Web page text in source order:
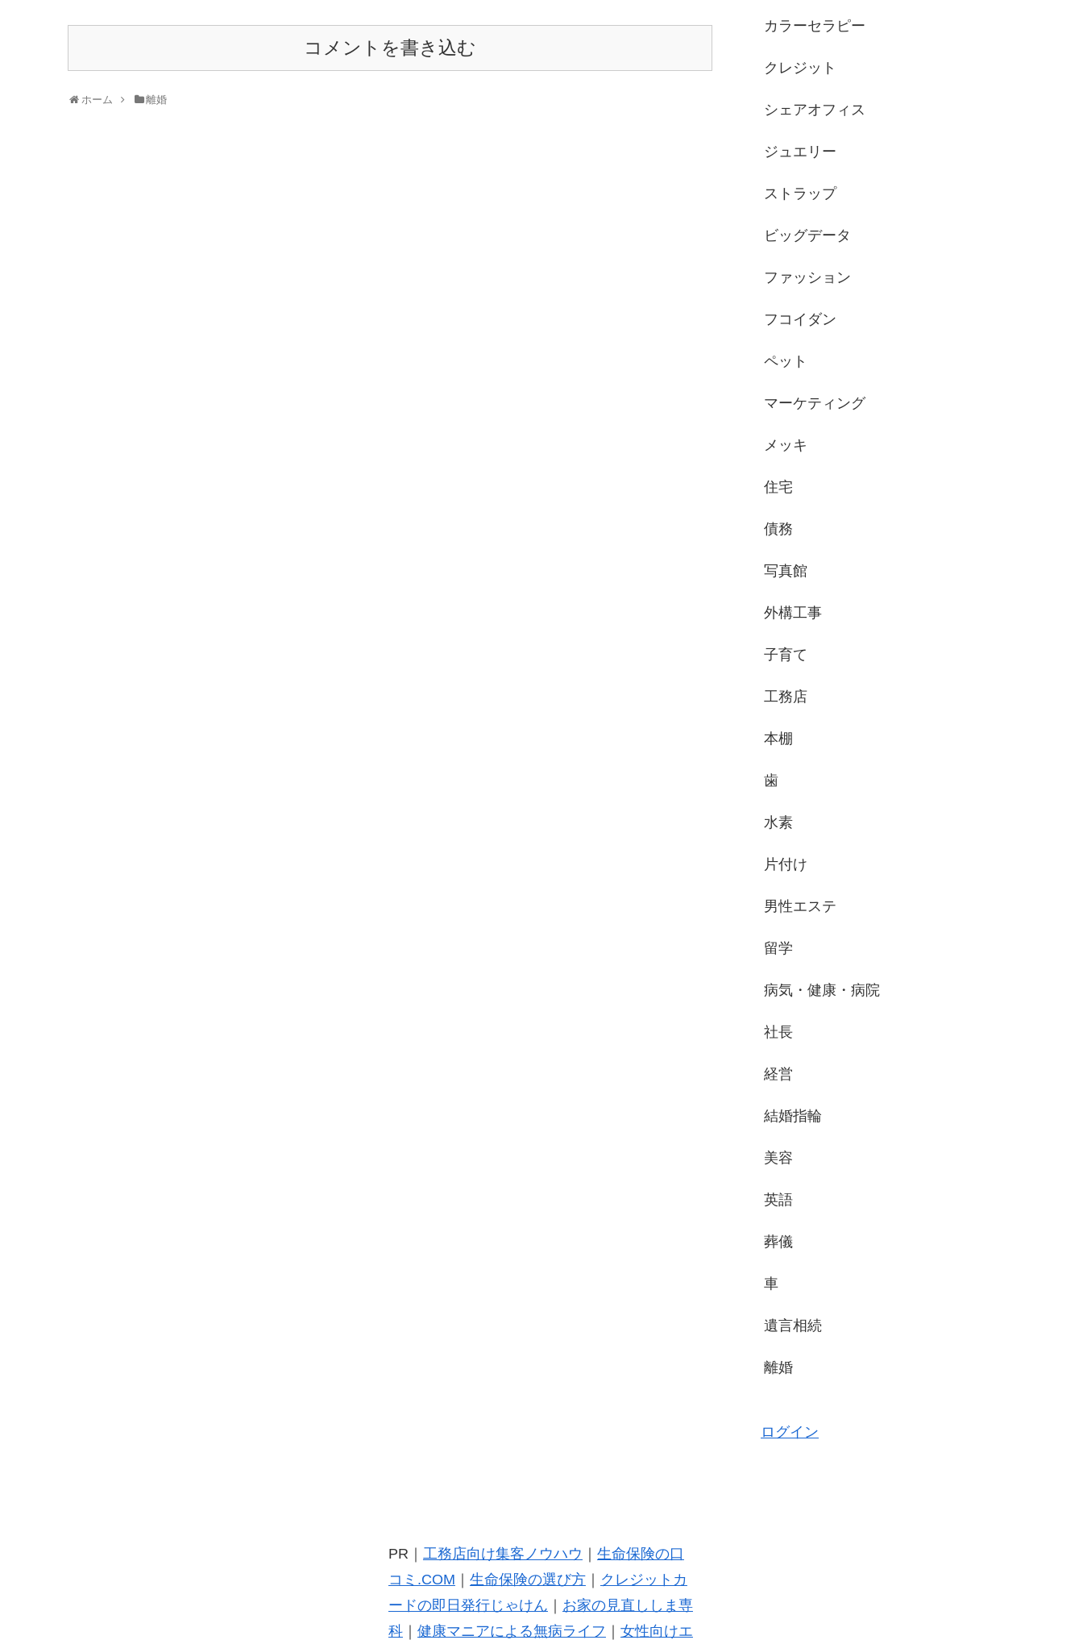
コメントを書き込む
ホーム 離婚
カラーセラピー
クレジット
シェアオフィス
ジュエリー
ストラップ
ビッグデータ
ファッション
フコイダン
ペット
マーケティング
メッキ
住宅
債務
写真館
外構工事
子育て
工務店
本棚
歯
水素
片付け
男性エステ
留学
病気・健康・病院
社長
経営
結婚指輪
美容
英語
葬儀
車
遺言相続
離婚
ログイン
PR｜ 工務店向け集客ノウハウ
生命保険の口
コミ.COM
生命保険の選び方｜
クレジットカ
ードの即日発行じゃけん
お家の見直ししま専
科｜ 健康マニアによる無病ライフ 女性向けエ